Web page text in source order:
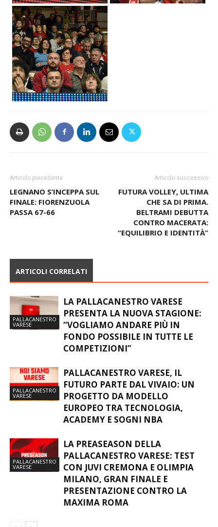
Articolo precedente
LEGNANO S’INCEPPA SUL
FINALE: FIORENZUOLA
PASSA 67-66
Articolo successivo
FUTURA VOLLEY, ULTIMA
CHE SA DI PRIMA.
BELTRAMI DEBUTTA
CONTRO MACERATA:
“EQUILIBRIO E IDENTITÀ”
ARTICOLI CORRELATI
PALLACANESTRO
VARESE
LA PALLACANESTRO VARESE
PRESENTA LA NUOVA STAGIONE:
“VOGLIAMO ANDARE PIÙ IN
FONDO POSSIBILE IN TUTTE LE
COMPETIZIONI”
PALLACANESTRO
VARESE
PALLACANESTRO VARESE, IL
FUTURO PARTE DAL VIVAIO: UN
PROGETTO DA MODELLO
EUROPEO TRA TECNOLOGIA,
ACADEMY E SOGNI NBA
PALLACANESTRO
VARESE
LA PREASEASON DELLA
PALLACANESTRO VARESE: TEST
CON JUVI CREMONA E OLIMPIA
MILANO, GRAN FINALE E
PRESENTAZIONE CONTRO LA
MAXIMA ROMA